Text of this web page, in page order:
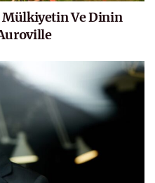
Mülkiyetin Ve Dinin